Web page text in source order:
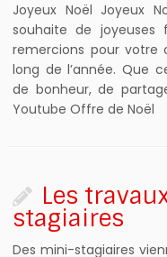
Joyeux Noël Joyeux
souhaite de joyeuses
remercions pour
long de l’année. Que
de bonheur, de
Youtube Offre de Noël
Les
stagiaires ‍‍‍‍‍
Des mini-stagiaires